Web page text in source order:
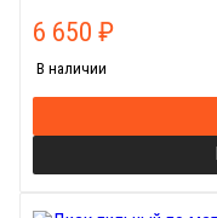
6 650 ₽
В наличии